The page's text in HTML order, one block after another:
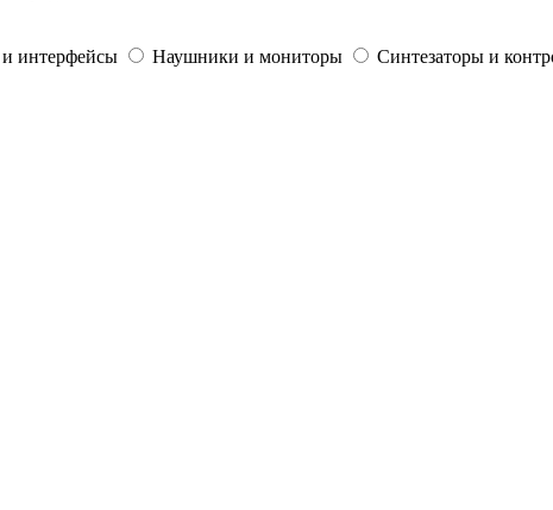
интерфейсы Наушники и мониторы Синтезаторы и